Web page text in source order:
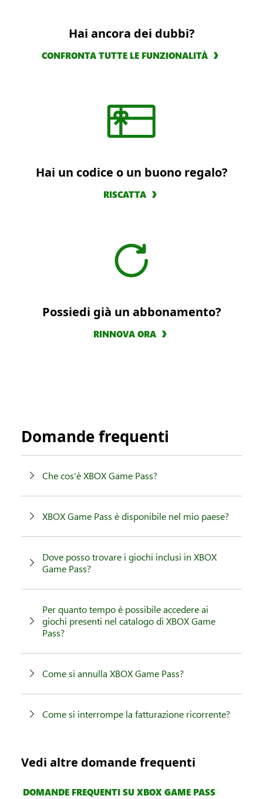
Hai ancora dei dubbi?
CONFRONTA TUTTE LE FUNZIONALITÀ
Hai un codice o un buono regalo?
RISCATTA
Possiedi già un abbonamento?
RINNOVA ORA
Domande frequenti
Che cos'è XBOX Game Pass?
XBOX Game Pass è disponibile nel mio paese?
Dove posso trovare i giochi inclusi in XBOX
Game Pass?
Per quanto tempo è possibile accedere ai
giochi presenti nel catalogo di XBOX Game
Pass?
Come si annulla XBOX Game Pass?
Come si interrompe la fatturazione ricorrente?
Vedi altre domande frequenti
DOMANDE FREQUENTI SU XBOX GAME PASS